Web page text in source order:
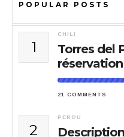
POPULAR POSTS
1
CHILI
Torres del
réservation
21 COMMENTS
2
PEROU